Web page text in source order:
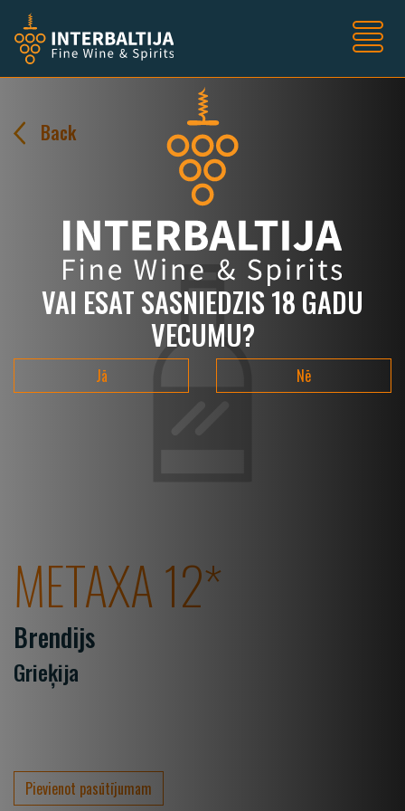
VAI ESAT SASNIEDZIS 18 GADU
VECUMU?
Jā Nē
Back
METAXA 12*
Brendijs
Grieķija
Pievienot pasūtījumam